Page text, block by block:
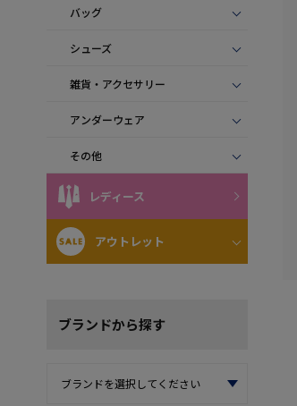
バッグ
シューズ
雑貨・アクセサリー
アンダーウェア
その他
レディース
アウトレット
ブランドから探す